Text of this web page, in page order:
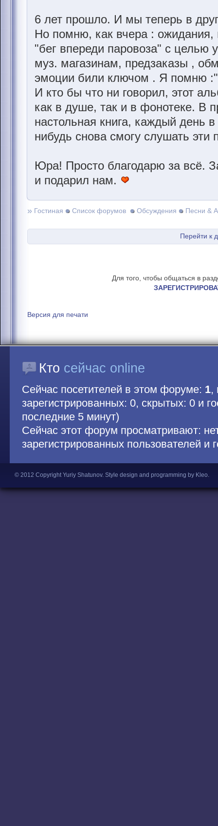
6 лет прошло. И мы теперь в
Но помню, как вчера : ожидания,
"бег впереди паровоза" с
муз. магазинам, предзаказы ,
эмоции били ключом . Я помню
И кто бы что ни говорил, этот
как в душе, так и в фонотеке. В
настольная книга, каждый день
нибудь снова смогу слушать эти
Юра! Просто благодарю за всё.
и подарил нам.
» Гостиная Список форумов Обсуждения Песни &
Перейти к
Для того, чтобы общаться в
Версия для печати
Кто сейчас online
Сейчас посетителей в этом форуме: 1,
зарегистрированных: 0, скрытых: 0 и
последние 5 минут)
Сейчас этот форум просматривают:
зарегистрированных пользователей и
© 2012 Copyright Yuriy Shatunov. Style design and programming by Kleo.